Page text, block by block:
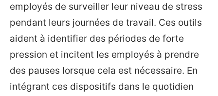
employés de surveiller leur niveau de stress
pendant leurs journées de travail. Ces outils
aident à identifier des périodes de forte
pression et incitent les employés à prendre
des pauses lorsque cela est nécessaire. En
intégrant ces dispositifs dans le quotidien